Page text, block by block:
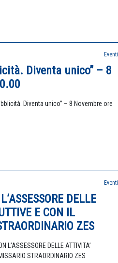
Eventi
Diventa unico” – 8
Diventa unico” – 8 Novembre ore
Eventi
DELLE
E CON IL
ZES
L’ASSESSORE DELLE ATTIVITA’
STRAORDINARIO ZES